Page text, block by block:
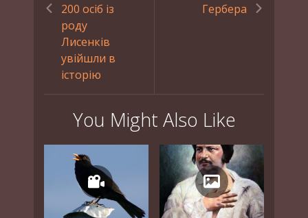
200 осіб із
роду
Лисенків
увійшли в
історію
Гербера
You Might Also Like